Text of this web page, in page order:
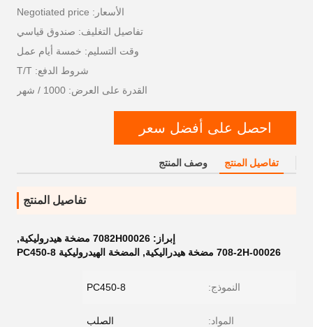
الأسعار: Negotiated price
تفاصيل التغليف: صندوق قياسي
وقت التسليم: خمسة أيام عمل
شروط الدفع: T/T
القدرة على العرض: 1000 / شهر
احصل على أفضل سعر
تفاصيل المنتج وصف المنتج
تفاصيل المنتج
إبراز: 7082H00026 مضخة هيدروليكية
,
708-2H-00026 مضخة هيدراليكية
, المضخة الهيدروليكية PC450-8
النموذج: PC450-8
المواد: الصلب